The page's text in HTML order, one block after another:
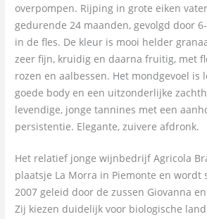
overpompen. Rijping in grote eiken
gedurende 24 maanden, gevolgd door
in de fles. De kleur is mooi helder
zeer fijn, kruidig en daarna fruitig, met
rozen en aalbessen. Het mondgevoel is
goede body en een uitzonderlijke
levendige, jonge tannines met een
persistentie. Elegante, zuivere afdronk.
Het relatief jonge wijnbedrijf Agricola
plaatsje La Morra in Piemonte en wordt
2007 geleid door de zussen Giovanna
Zij kiezen duidelijk voor biologische